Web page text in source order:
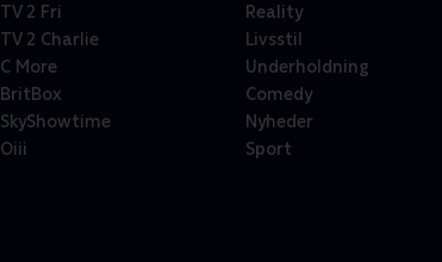
TV 2 Fri
TV 2 Charlie
C More
BritBox
SkyShowtime
Oiii
Reality
Livsstil
Underholdning
Comedy
Nyheder
Sport